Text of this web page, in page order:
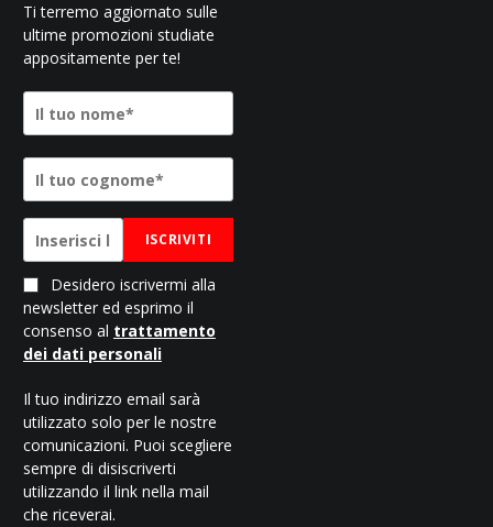
Ti terremo aggiornato sulle
ultime promozioni studiate
appositamente per te!
ISCRIVITI
Desidero iscrivermi alla
newsletter ed esprimo il
consenso al trattamento
dei dati personali
Il tuo indirizzo email sarà
utilizzato solo per le nostre
comunicazioni. Puoi scegliere
sempre di disiscriverti
utilizzando il link nella mail
che riceverai.